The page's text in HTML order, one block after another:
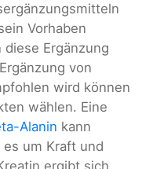
Vorhaben
Ergänzung
von
wird können
wählen. Eine
Alanin kann
um Kraft und